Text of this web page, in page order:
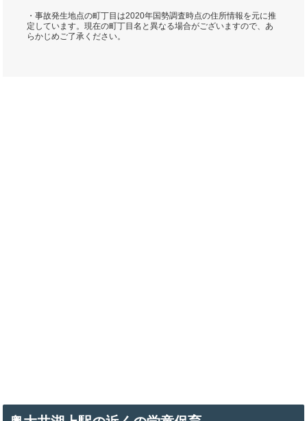
・事故発生地点の町丁目は2020年国勢調査時点の住所情報を元に推
定しています。現在の町丁目名と異なる場合がございますので、あ
らかじめご了承ください。